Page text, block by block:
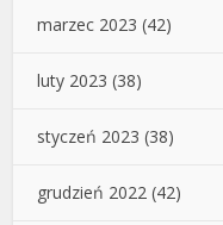
marzec 2023 (42)
luty 2023 (38)
styczeń 2023 (38)
grudzień 2022 (42)